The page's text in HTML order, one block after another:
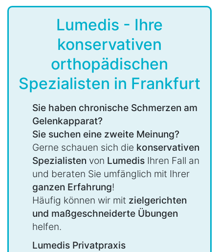
Lumedis - Ihre
konservativen
orthopädischen
Spezialisten in Frankfurt
Sie haben chronische Schmerzen am
Gelenkapparat?
Sie suchen eine zweite Meinung?
Gerne schauen sich die konservativen
Spezialisten von Lumedis Ihren Fall an
und beraten Sie umfänglich mit Ihrer
ganzen Erfahrung!
Häufig können wir mit zielgerichten
und maßgeschneiderte Übungen
helfen.
Lumedis Privatpraxis